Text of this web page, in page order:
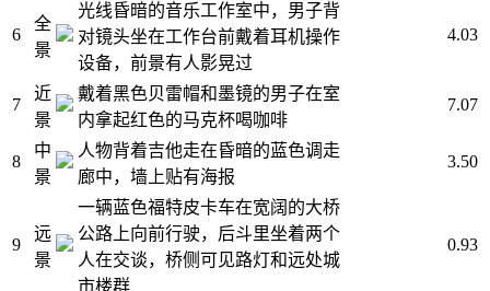
6
全
景
光线昏暗的音乐工作室中，男子背
对镜头坐在工作台前戴着耳机操作
设备，前景有人影晃过
4.03
7
近
景
戴着黑色贝雷帽和墨镜的男子在室
内拿起红色的马克杯喝咖啡
7.07
8
中
景
人物背着吉他走在昏暗的蓝色调走
廊中，墙上贴有海报
3.50
9
远
景
一辆蓝色福特皮卡车在宽阔的大桥
公路上向前行驶，后斗里坐着两个
人在交谈，桥侧可见路灯和远处城
市楼群
0.93